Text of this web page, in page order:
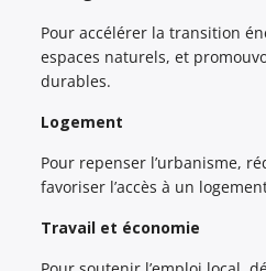
Pour accélérer la transition
espaces naturels, et
durables.
Logement
Pour repenser l’urbanisme,
favoriser l’accès à un
Travail et économie